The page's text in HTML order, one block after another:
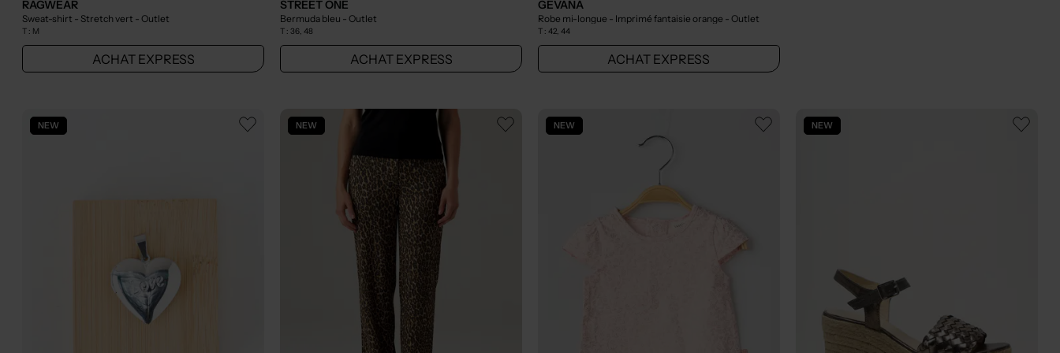
RAGWEAR
Sweat-shirt - Stretch vert - Outlet
T : M
ACHAT EXPRESS
STREET ONE
Bermuda bleu - Outlet
T :36, 48
ACHAT EXPRESS
GEVANA
Robe mi-longue - Imprimé fantaisie orange - Outlet
T : 42, 44
ACHAT EXPRESS
NEW NEW NEW NEW